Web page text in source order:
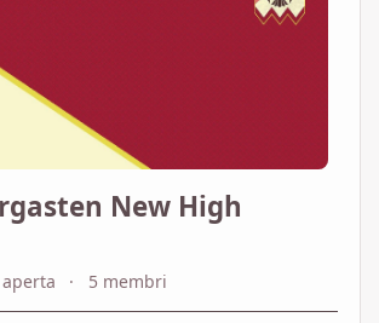
New High
5 membri